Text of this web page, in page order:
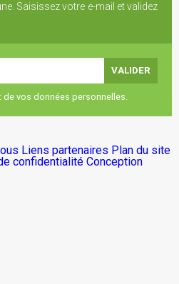
Saisissez votre e-mail et validez
vos données personnelles.
Liens partenaires Plan du site
confidentialité Conception